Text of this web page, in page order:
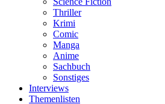
Thriller
Krimi
Comic
Manga
Anime
Sachbuch
Sonstiges
Interviews
Themenlisten